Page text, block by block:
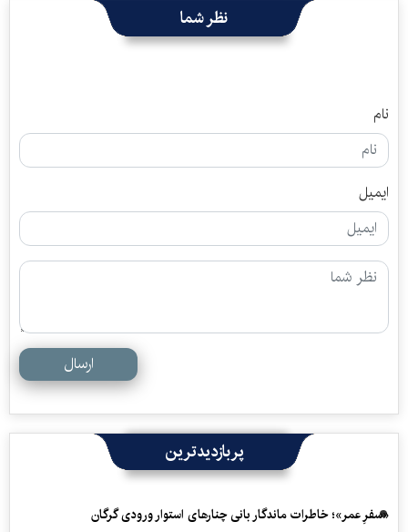
نظر شما
نام
ایمیل
ارسال
پربازدیدترین
«سفرِ عمر»؛ خاطرات ماندگار بانی چنارهای استوار ورودی گرگان